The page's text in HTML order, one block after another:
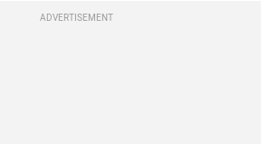
ADVERTISEMENT